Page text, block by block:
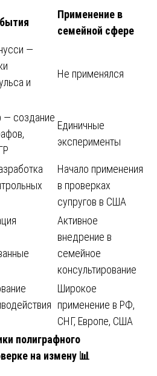
Применение в
семейной сфере
—
и
Не применялся
— создание
Единичные
эксперименты
Начало применения
в проверках
супругов в США
Активное
внедрение в
семейное
консультирование
Широкое
применение в РФ,
СНГ, Европе, США
полиграфного
на измену 📊